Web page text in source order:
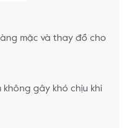
mặc và thay đồ cho
không gây khó chịu khi